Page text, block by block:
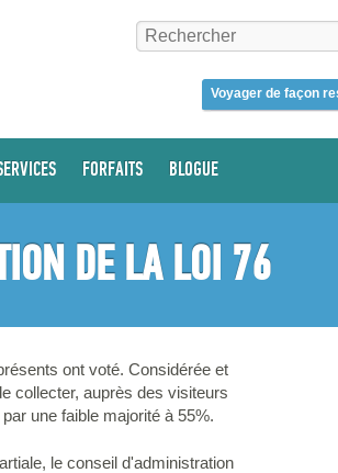
Voyager de façon
FORFAITS BLOGUE
DE LA LOI 76
ont voté. Considérée et
collecter, auprès des visiteurs
une faible majorité à 55%.
le conseil d'administration